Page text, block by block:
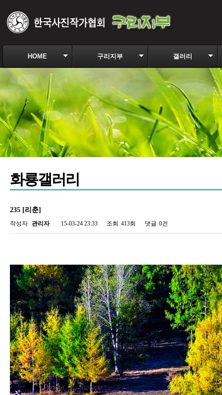
HOME 구리지부 갤러리
화룡갤러리
235 [리춘]
작성자 관리자 15-03-24 23:33 조회 413회 댓글 0건